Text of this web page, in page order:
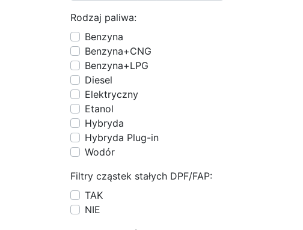
Rodzaj paliwa:
Benzyna
Benzyna+CNG
Benzyna+LPG
Diesel
Elektryczny
Etanol
Hybryda
Hybryda Plug-in
Wodór
Filtry cząstek stałych DPF/FAP:
TAK
NIE